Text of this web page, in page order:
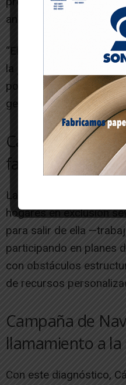
anímico.
“El futuro de Navarra se
la juventud”, concluye
políticas estables y
gestación hasta la vida
Cáritas: “No
falla el sistema”
La organización insiste
hogares en exclusión
para salir de ella
participando en planes
con obstáculos
de recursos
Campaña de
llamamiento a
Con este diagnóstico,